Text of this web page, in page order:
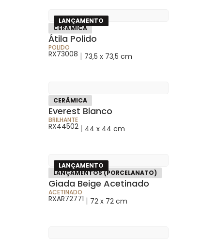
LANÇAMENTO
CERÂMICA
Átila Polido
POLIDO
RX73008 | 73,5 x 73,5 cm
CERÂMICA
Everest Bianco
BRILHANTE
RX44502 | 44 x 44 cm
LANÇAMENTO
LANÇAMENTOS (PORCELANATO)
Giada Beige Acetinado
ACETINADO
RXAR72771 | 72 x 72 cm